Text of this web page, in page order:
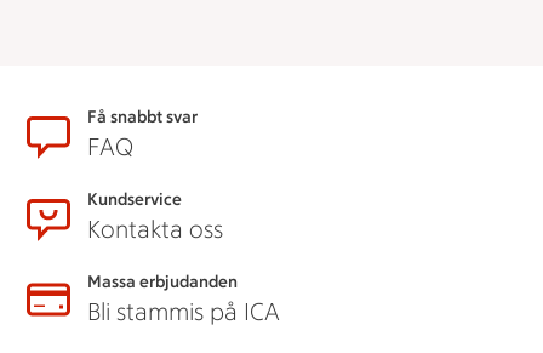
SidfotFå snabbt svar
FAQ
Kundservice
Kontakta oss
Massa erbjudanden
Bli stammis på ICA